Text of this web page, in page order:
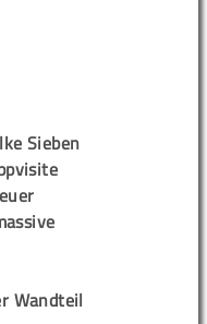
Sieben
Wandteil